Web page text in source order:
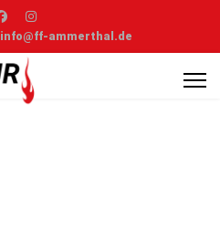
info@ff-ammerthal.de